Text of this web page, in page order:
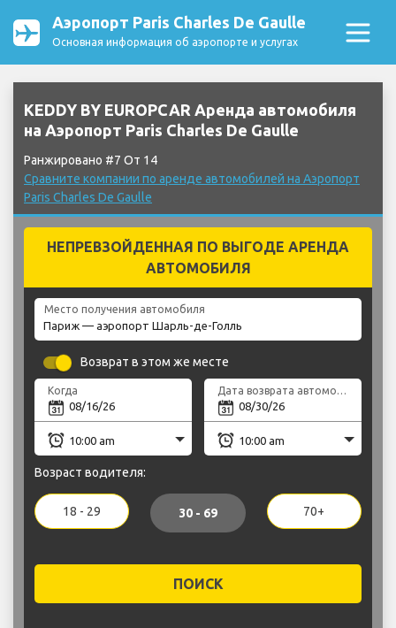
Аэропорт Paris Charles De Gaulle
Основная информация об аэропорте и услугах
KEDDY BY EUROPCAR Аренда автомобиля
на Аэропорт Paris Charles De Gaulle
Ранжировано #7 От 14
Сравните компании по аренде автомобилей на Аэропорт
Paris Charles De Gaulle
НЕПРЕВЗОЙДЕННАЯ ПО ВЫГОДЕ АРЕНДА
АВТОМОБИЛЯ
Место получения автомобиля
Возврат в этом же месте
Когда Дата возврата автомобиля
Возраст водителя:
18 - 29 30 - 69 70+
ПОИСК